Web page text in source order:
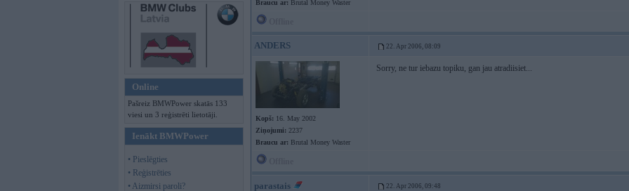
Online
Pašreiz BMWPower skatās 133
viesi un 3 reģistrēti lietotāji.
Ienākt BMWPower
• Pieslēgties
• Reģistrēties
• Aizmirsi paroli?
Braucu ar: Brutal Money Waster
ANDERS 22. Apr 2006, 08:09
Kopš: 16. May 2002
Ziņojumi: 2237
Braucu ar: Brutal Money Waster
Sorry, ne tur iebazu topiku, gan jau atradiisiet...
parastais 22. Apr 2006, 09:48